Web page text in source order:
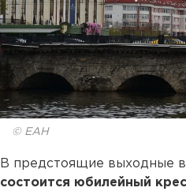
© ЕАН
В предстоящие выходные
состоится юбилейный